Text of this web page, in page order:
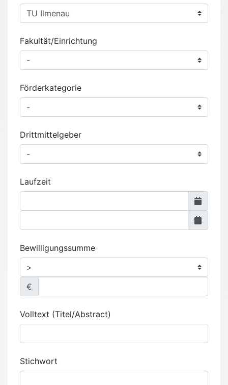
Fakultät/Einrichtung
Förderkategorie
Drittmittelgeber
Laufzeit
Bewilligungssumme
€
Volltext (Titel/Abstract)
Stichwort